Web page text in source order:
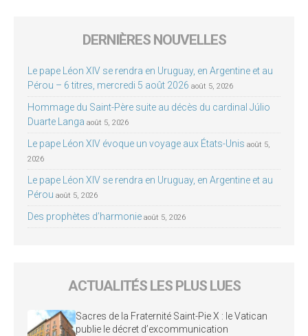
DERNIÈRES NOUVELLES
Le pape Léon XIV se rendra en Uruguay, en Argentine et au
Pérou – 6 titres, mercredi 5 août 2026 août 5, 2026
Hommage du Saint-Père suite au décès du cardinal Júlio
Duarte Langa août 5, 2026
Le pape Léon XIV évoque un voyage aux États-Unis août 5,
2026
Le pape Léon XIV se rendra en Uruguay, en Argentine et au
Pérou août 5, 2026
Des prophètes d’harmonie août 5, 2026
ACTUALITÉS LES PLUS LUES
Sacres de la Fraternité Saint-Pie X : le Vatican
publie le décret d’excommunication